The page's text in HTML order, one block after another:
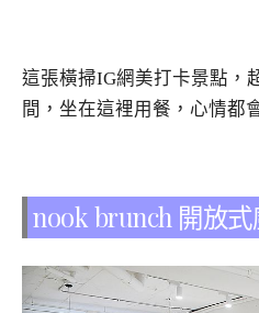
這張橫掃IG網美打卡景點，
間，坐在這裡用餐，心情都
nook brunch 開放